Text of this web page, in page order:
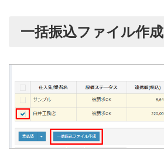
一括振込ファイル作成